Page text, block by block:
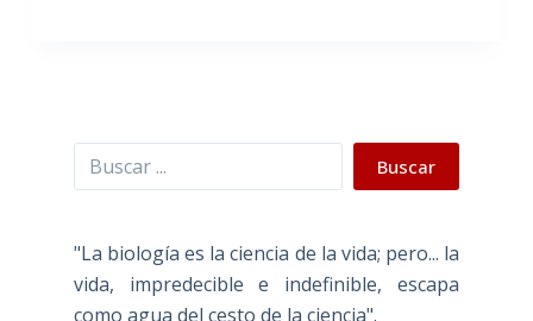
Buscar Buscar
"La biología es la ciencia de la vida; pero... la
vida, impredecible e indefinible, escapa
como agua del cesto de la ciencia".